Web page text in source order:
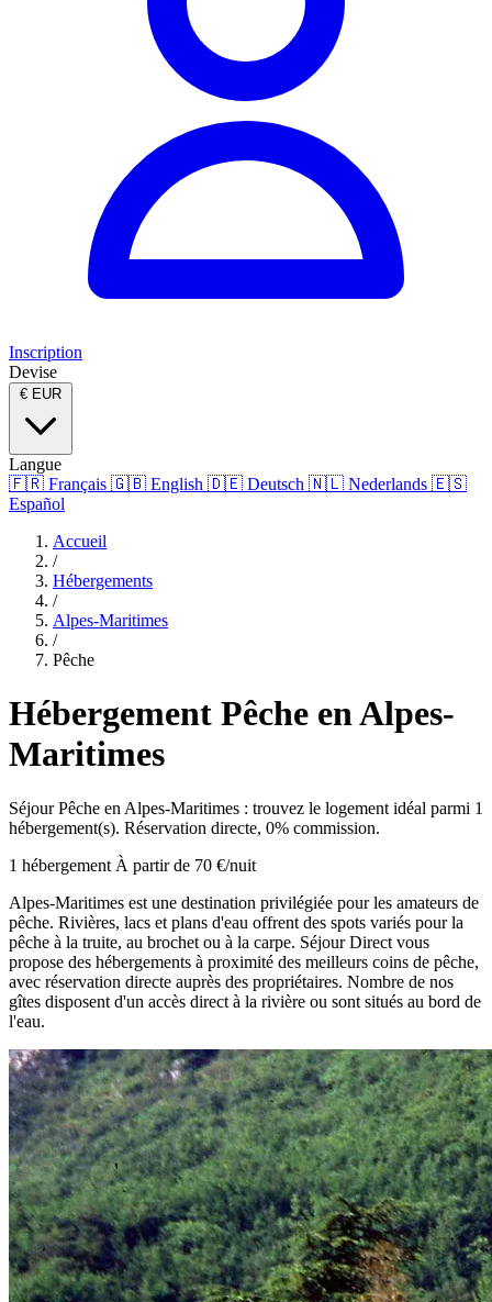
Inscription
Devise
€ EUR
Langue
🇫🇷 Français 🇬🇧 English 🇩🇪 Deutsch 🇳🇱 Nederlands 🇪🇸
Español
Accueil
/
Hébergements
/
Alpes-Maritimes
/
Pêche
Hébergement Pêche en Alpes-
Maritimes
Séjour Pêche en Alpes-Maritimes : trouvez le logement idéal parmi 1
hébergement(s). Réservation directe, 0% commission.
1 hébergement À partir de 70 €/nuit
Alpes-Maritimes est une destination privilégiée pour les amateurs de
pêche. Rivières, lacs et plans d'eau offrent des spots variés pour la
pêche à la truite, au brochet ou à la carpe. Séjour Direct vous
propose des hébergements à proximité des meilleurs coins de pêche,
avec réservation directe auprès des propriétaires. Nombre de nos
gîtes disposent d'un accès direct à la rivière ou sont situés au bord de
l'eau.